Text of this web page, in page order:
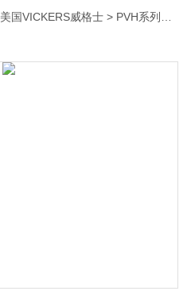
美国VICKERS威格士 > PVH系列柱塞泵